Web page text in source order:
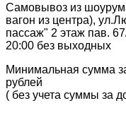
Самовывоз из
вагон из центра),
пассаж" 2 этаж пав.
20:00 без выходных
Минимальная сумма
рублей
( без учета суммы за